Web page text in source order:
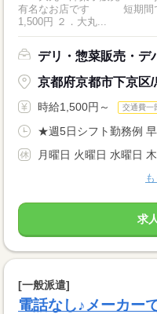
有名なお店です 短期間
1,500円 ２．大丸...
デリ・惣菜販売・デ
京都府京都市下京区/
時給1,500円～ 交通費一
★週5日シフト勤務例 早
月曜日 火曜日 水曜日
求
[一般派遣]
電話なし♪メーカー